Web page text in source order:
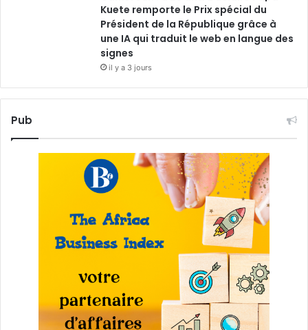
Kuete remporte le Prix spécial du
Président de la République grâce à
une IA qui traduit le web en langue des
signes
il y a 3 jours
Pub